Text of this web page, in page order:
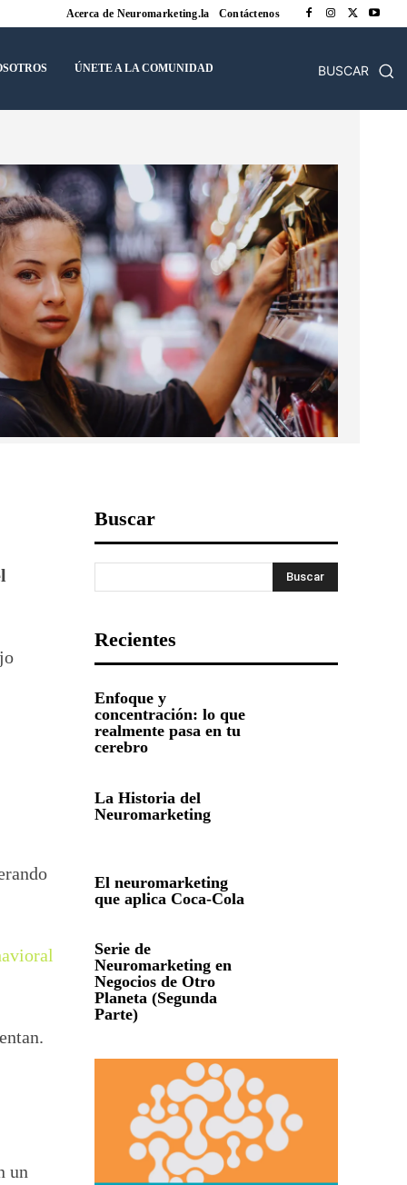
Acerca de Neuromarketing.la Contáctenos
ÚNETE A LA COMUNIDAD BUSCAR
un
Buscar
Buscar
Recientes
Enfoque y
concentración: lo que
realmente pasa en tu
cerebro
La Historia del
Neuromarketing
El neuromarketing
que aplica Coca-Cola
Serie de
Neuromarketing en
Negocios de Otro
Planeta (Segunda
Parte)